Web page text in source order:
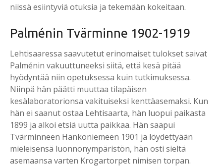
niissä esiintyviä otuksia ja tekemään kokeitaan.
Palmé­nin Tvär­min­ne 1902-1919
Lehtisaaressa saavutetut erinomaiset tulokset saivat
Palménin vakuuttuneeksi siitä, että kesä pitää
hyödyntää niin opetuksessa kuin tutkimuksessa.
Niinpä hän päätti muuttaa tilapäisen
kesälaboratorionsa vakituiseksi kenttäasemaksi. Kun
hän ei saanut ostaa Lehtisaarta, hän luopui paikasta
1899 ja alkoi etsiä uutta paikkaa. Hän saapui
Tvärminneen Hankoniemeen 1901 ja löydettyään
mieleisensä luonnonympäristön, hän osti sieltä
asemaansa varten Krogartorpet nimisen torpan.